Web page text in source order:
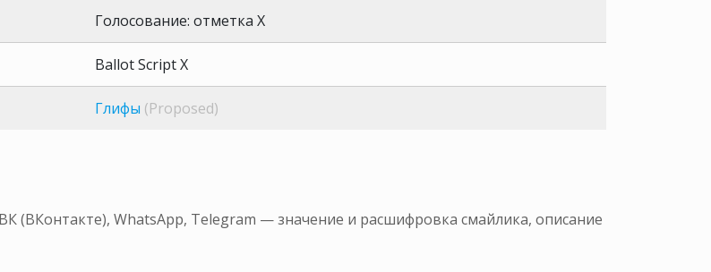
Голосование: отметка X
Ballot Script X
Глифы (Proposed)
(ВКонтакте), WhatsApp, Telegram — значение и расшифровка смайлика, описание